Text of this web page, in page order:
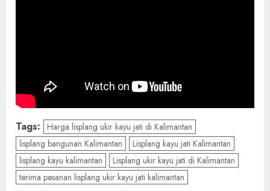
Tags: Harga lisplang ukir kayu jati di Kalimantan
lisplang bangunan Kalimantan
Lisplang kayu jati Kalimantan
lisplang kayu kalimantan
Lisplang ukir kayu jati di Kalimantan
terima pesanan lisplang ukir kayu jati kalimantan